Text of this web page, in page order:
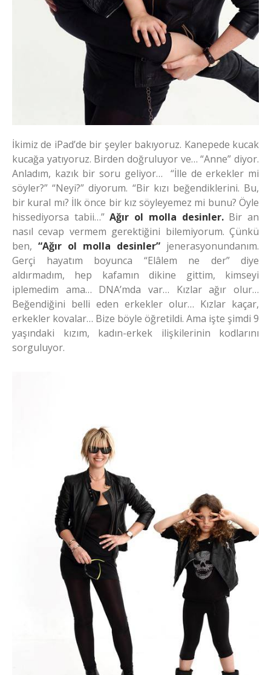
İkimiz de iPad’de bir şeyler bakıyoruz. Kanepede kucak
kucağa yatıyoruz. Birden doğruluyor ve… “Anne” diyor.
Anladım, kazık bir soru geliyor… “İlle de erkekler mi
söyler?” “Neyi?” diyorum. “Bir kızı beğendiklerini. Bu,
bir kural mı? İlk önce bir kız söyleyemez mi bunu? Öyle
hissediyorsa tabii…”Ağır ol molla desinler. Bir an
nasıl cevap vermem gerektiğini bilemiyorum. Çünkü
ben, “Ağır ol molla desinler” jenerasyonundanım.
Gerçi hayatım boyunca “Elâlem ne der” diye
aldırmadım, hep kafamın dikine gittim, kimseyi
iplemedim ama… DNA’mda var… Kızlar ağır olur…
Beğendiğini belli eden erkekler olur… Kızlar kaçar,
erkekler kovalar… Bize böyle öğretildi. Ama işte şimdi 9
yaşındaki kızım, kadın-erkek ilişkilerinin kodlarını
sorguluyor.